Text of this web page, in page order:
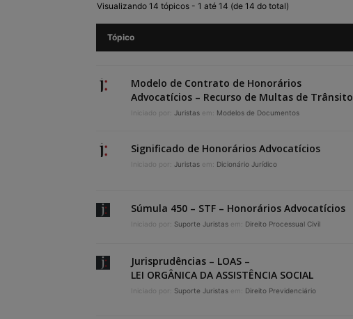
Visualizando 14 tópicos - 1 até 14 (de 14 do total)
Tópico
Modelo de Contrato de Honorários
Advocatícios – Recurso de Multas de Trânsito
Iniciado por: Juristas em: Modelos de Documentos
Significado de Honorários Advocatícios
Iniciado por: Juristas em: Dicionário Jurídico
Súmula 450 – STF – Honorários Advocatícios
Iniciado por: Suporte Juristas em: Direito Processual Civil
Jurisprudências – LOAS –
LEI ORGÂNICA DA ASSISTÊNCIA SOCIAL
Iniciado por: Suporte Juristas em: Direito Previdenciário